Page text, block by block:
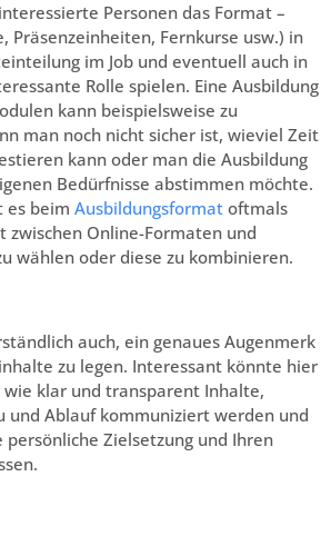
Personen das Format –
Präsenzeinheiten, Fernkurse usw.) in
im Job und eventuell auch in
Rolle spielen. Eine Ausbildung
kann beispielsweise zu
man noch nicht sicher ist, wieviel Zeit
kann oder man die Ausbildung
Bedürfnisse abstimmen möchte.
es beim Ausbildungsformat oftmals
zwischen Online-Formaten und
wählen oder diese zu kombinieren.
auch, ein genaues Augenmerk
zu legen. Interessant könnte hier
wie klar und transparent Inhalte,
und Ablauf kommuniziert werden und
Zielsetzung und Ihren